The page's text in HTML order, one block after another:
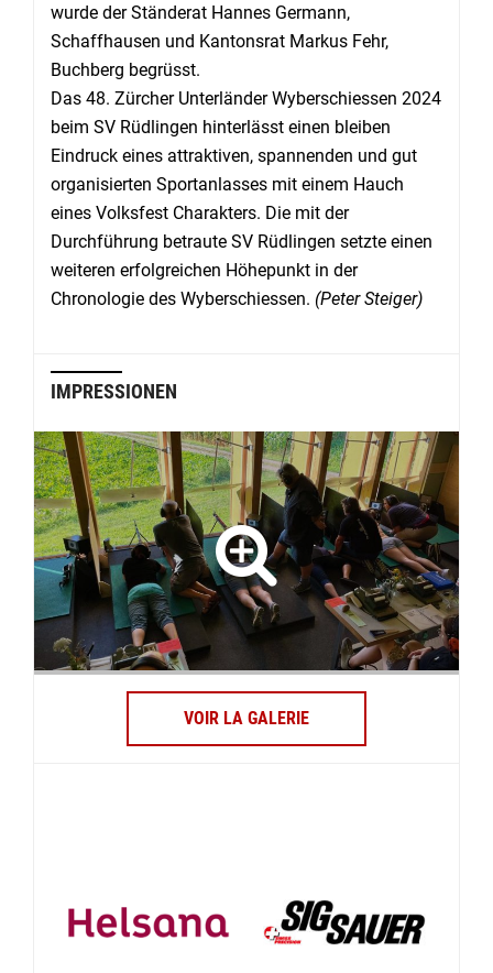
wurde der Ständerat Hannes Germann,
Schaffhausen und Kantonsrat Markus Fehr,
Buchberg begrüsst.
Das 48. Zürcher Unterländer Wyberschiessen 2024
beim SV Rüdlingen hinterlässt einen bleiben
Eindruck eines attraktiven, spannenden und gut
organisierten Sportanlasses mit einem Hauch
eines Volksfest Charakters. Die mit der
Durchführung betraute SV Rüdlingen setzte einen
weiteren erfolgreichen Höhepunkt in der
Chronologie des Wyberschiessen. (Peter Steiger)
IMPRESSIONEN
VOIR LA GALERIE